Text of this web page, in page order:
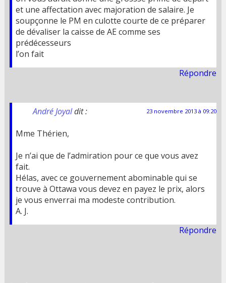
et une affectation avec majoration de salaire. Je
soupçonne le PM en culotte courte de ce préparer
de dévaliser la caisse de AE comme ses
prédécesseurs
l’on fait
Répondre
André Joyaldit : 23 novembre 2013 à 09:20
Mme Thérien,
Je n’ai que de l’admiration pour ce que vous avez
fait.
Hélas, avec ce gouvernement abominable qui se
trouve à Ottawa vous devez en payez le prix, alors
je vous enverrai ma modeste contribution.
A. J.
Répondre